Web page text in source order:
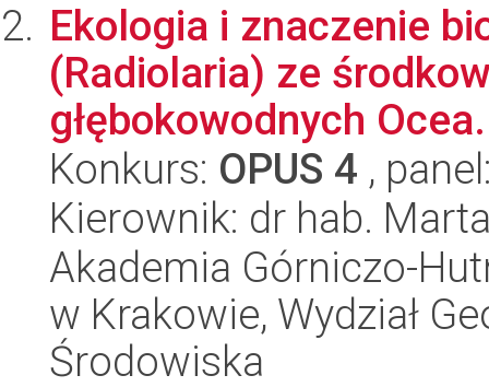
Ekologia i znaczenie
(Radiolaria) ze
głębokowodnych
Konkurs: OPUS 4 ,
Kierownik: dr hab.
Akademia Górniczo-
w Krakowie, Wydział
Środowiska